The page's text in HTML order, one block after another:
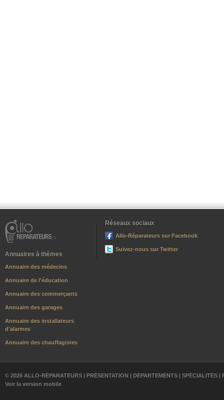
Annuaires à thèmes
Annuaire des médecins
Annuaire de l'éducation
Annuaire des commerçants
Annuaire des garages
Annuaire des installateurs
d'alarmes
Annuaire des chauffagistes
Réseaux sociaux
Allo-Réparateurs sur Facebook
Suivez-nous sur Twitter
© 2026 ALLO-RÉPARATEURS | PRÉSENTATION | DÉPARTEMENTS | SPÉCIALITÉS |
Voir la version mobile